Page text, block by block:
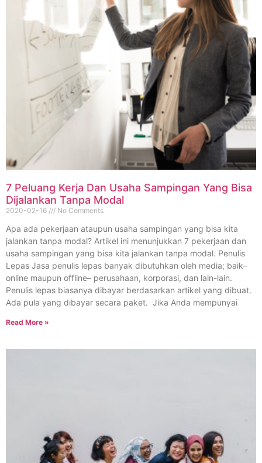
7 Peluang Kerja Dan Usaha Sampingan Yang Bisa
Dijalankan Tanpa Modal
2020-02-16 No Comments
Apa ada pekerjaan ataupun usaha sampingan yang bisa kita
jalankan tanpa modal? Artikel ini menunjukkan 7 pekerjaan dan
usaha sampingan yang bisa kita jalankan tanpa modal. Penulis
Lepas Jasa penulis lepas banyak dibutuhkan oleh media; baik–
online maupun offline– perusahaan, korporasi, dan lain-lain.
Penulis lepas biasanya dibayar berdasarkan artikel yang dibuat.
Ada pula yang dibayar secara paket. Jika Anda mempunyai
Read More »